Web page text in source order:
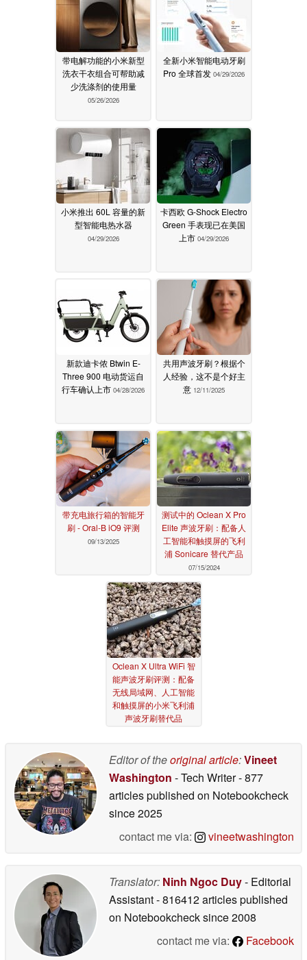
带电解功能的小米新型
洗衣干衣组合可帮助减
少洗涤剂的使用量
05/26/2026
全新小米智能电动牙刷
Pro 全球首发 04/29/2026
小米推出 60L 容量的新
型智能电热水器
04/29/2026
卡西欧 G-Shock Electro
Green 手表现已在美国
上市 04/29/2026
新款迪卡侬 Btwin E-
Three 900 电动货运自
行车确认上市 04/28/2026
共用声波牙刷？根据个
人经验，这不是个好主
意 12/11/2025
带充电旅行箱的智能牙
刷 - Oral-B iO9 评测
09/13/2025
测试中的 Oclean X Pro
Elite 声波牙刷：配备人
工智能和触摸屏的飞利
浦 Sonicare 替代产品
07/15/2024
Oclean X Ultra WiFi 智
能声波牙刷评测：配备
无线局域网、人工智能
和触摸屏的小米飞利浦
声波牙刷替代品
Editor of theoriginal article:Vineet
Washington - Tech Writer- 877
articles published on Notebookcheck
since 2025
contact me via:
vineetwashington
Translator: Ninh Ngoc Duy- Editorial
Assistant- 816412 articles published
on Notebookchecksince 2008
contact me via:
Facebook